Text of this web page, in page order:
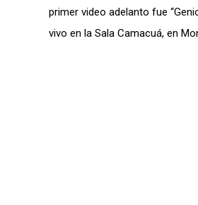
primer video adelanto fue
vivo en la Sala Camacuá, en